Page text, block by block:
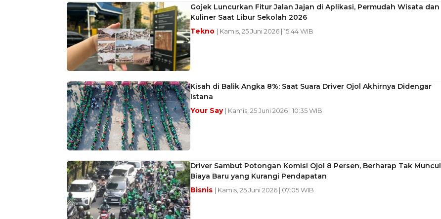
Gojek Luncurkan Fitur Jalan Jajan di Aplikasi, Permudah Wisata dan
Kuliner Saat Libur Sekolah 2026
Tekno | Kamis, 25 Juni 2026 | 15:44 WIB
Kisah di Balik Angka 8%: Saat Suara Driver Ojol Akhirnya Didengar
Istana
Your Say | Kamis, 25 Juni 2026 | 10:35 WIB
Driver Sambut Potongan Komisi Ojol 8 Persen, Berharap Tak Muncul
Biaya Baru yang Kurangi Pendapatan
Bisnis | Kamis, 25 Juni 2026 | 07:05 WIB